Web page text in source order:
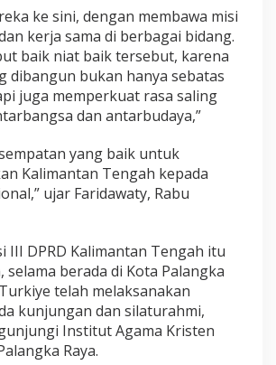
ke sini, dengan membawa misi
kerja sama di berbagai bidang.
baik niat baik tersebut, karena
dibangun bukan hanya sebatas
juga memperkuat rasa saling
dan antarbudaya,”
yang baik untuk
Kalimantan Tengah kepada
ujar Faridawaty, Rabu
III DPRD Kalimantan Tengah itu
selama berada di Kota Palangka
telah melaksanakan
kunjungan dan silaturahmi,
Institut Agama Kristen
Raya.